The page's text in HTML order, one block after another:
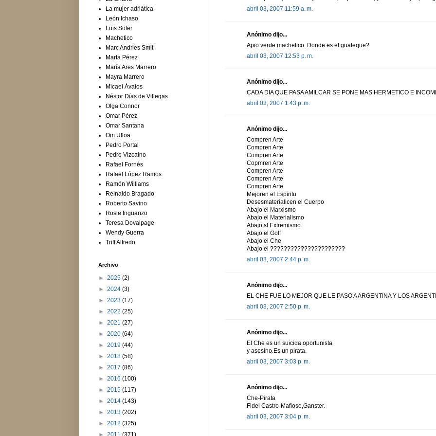
abril 03, 2007 11:59 a. m.
Anónimo dijo...
Apio verde machetico. Donde es el guateque?
abril 03, 2007 12:53 p. m.
Anónimo dijo...
CADA DIA QUE PASA AMILCAR SE PONE MAS HERMETICO E
abril 03, 2007 1:43 p. m.
Anónimo dijo...
Compren Arte
Compren Arte
Compren Arte
Copmren Arte
Compren Arte
Compren Arte
Compren Arte
Mejoren el Espiritu
Desesmaterialicen el Cuerpo
Abajo el Marxismo
Abajo el Materialismo
Abajo sl Extremismo
Abajo el Golf
Abajo el Che
Abajo el ??????????????????????
abril 03, 2007 2:44 p. m.
Anónimo dijo...
EL CHE FUE LO MEJOR QUE LE PASO A ARGENTINA Y LOS
abril 03, 2007 2:50 p. m.
Anónimo dijo...
El Che es un suicida.oportunista
y asesino.Es un pirata.
abril 03, 2007 3:03 p. m.
Anónimo dijo...
Che-Pirata
Fidel Castro-Mafioso,Ganster.
abril 03, 2007 3:04 p. m.
La mujer adriática
León Ichaso
Luis Soler
Machetico
Marc Andries Smit
Marta Pérez
María Ares Marrero
Mayra Marrero
Micael Ávalos
Néstor Días de Villegas
Olga Connor
Omar Pérez
Omar Santana
Om Ulloa
Pedro Portal
Pedro Vizcaíno
Rafael Fornés
Rafael López Ramos
Ramón Williams
Reinaldo Bragado
Roberto Savino
Rosie Inguanzo
Teresa Dovalpage
Wendy Guerra
Triff Alfredo
Archivo
► 2025 (2)
► 2024 (3)
► 2023 (17)
► 2022 (25)
► 2021 (27)
► 2020 (64)
► 2019 (44)
► 2018 (58)
► 2017 (86)
► 2016 (100)
► 2015 (117)
► 2014 (143)
► 2013 (202)
► 2012 (325)